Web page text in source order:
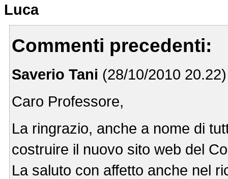
Luca
Commenti precedenti:
Saverio Tani (28/10/2010
Caro Professore,
La ringrazio, anche a nome di
costruire il nuovo sito web del
La saluto con affetto anche nel